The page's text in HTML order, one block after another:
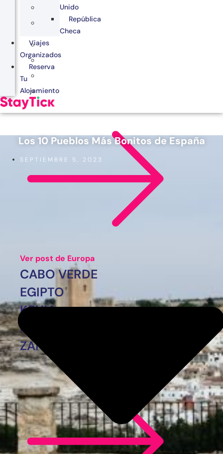
Ver post de Europa
CABO VERDE
EGIPTO
KENIA
MARRUECOS
ZANZÍBAR
Unido
República
Checa
Viajes
Organizados
Reserva
Tu
Alojamiento
Los 10 Pueblos Más Bonitos de España
SEPTIEMBRE 5, 2023